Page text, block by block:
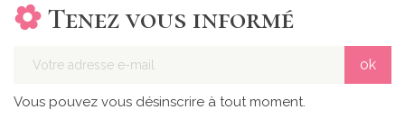
Tenez vous informé
Vous pouvez vous désinscrire à tout moment.